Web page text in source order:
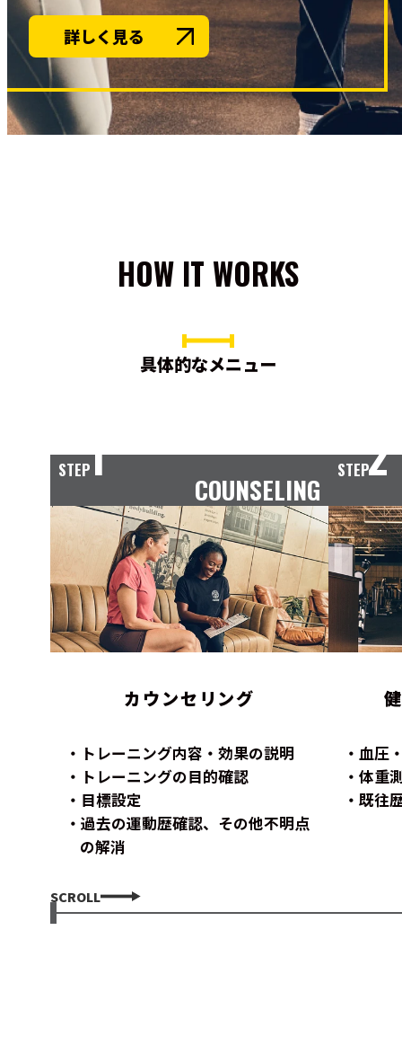
詳しく見る
HOW IT WORKS
具体的なメニュー
STEP1
COUNSELING
カウンセリング
トレーニング内容・効果の説明
トレーニングの目的確認
目標設定
過去の運動歴確認、その他不明点
の解消
STEP2
血圧
体重
既往
SCROLL